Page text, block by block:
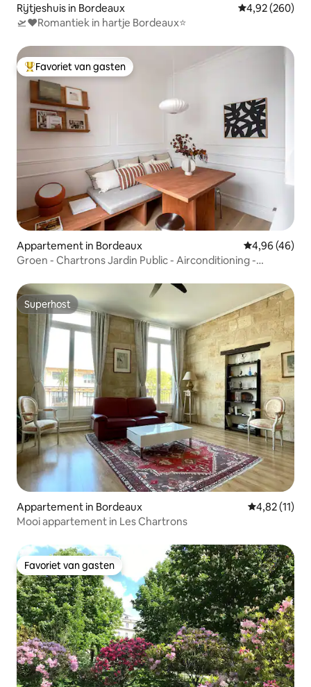
Rijtjeshuis in Bordeaux Gemiddelde
4,92 (260)
🛫❤️Romantiek in hartje Bordeaux⭐️
Topfavoriet van gasten
Favoriet van gasten
Appartement in Bordeaux Gemiddelde
4,96 (46)
Groen - Chartrons Jardin Public - Airconditioning -
Superhost
Superhost
Appartement in Bordeaux Gemiddelde
4,82 (11)
Mooi appartement in Les Chartrons
Favoriet van gasten
Favoriet van gasten